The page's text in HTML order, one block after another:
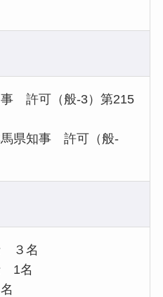
許可（般-3）第215
県知事 許可（般-
３名
1名